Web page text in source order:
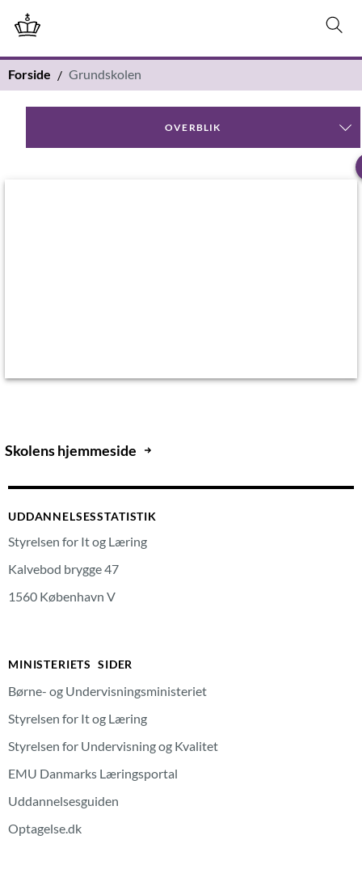
Forside Grundskolen
OVERBLIK
Skolens hjemmeside
UDDANNELSESSTATISTIK
Styrelsen for It og Læring
Kalvebod brygge 47
1560 København V
MINISTERIETS SIDER
Børne- og Undervisningsministeriet
Styrelsen for It og Læring
Styrelsen for Undervisning og Kvalitet
EMU Danmarks Læringsportal
Uddannelsesguiden
Optagelse.dk